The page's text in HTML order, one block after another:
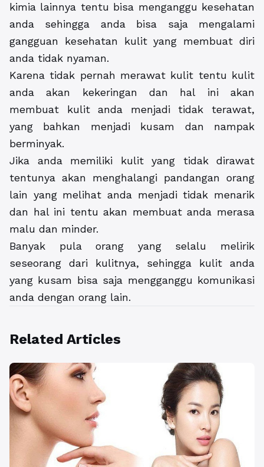
kimia lainnya tentu bisa menganggu kesehatan
anda sehingga anda bisa saja mengalami
gangguan kesehatan kulit yang membuat diri
anda tidak nyaman.
Karena tidak pernah merawat kulit tentu kulit
anda akan kekeringan dan hal ini akan
membuat kulit anda menjadi tidak terawat,
yang bahkan menjadi kusam dan nampak
berminyak.
Jika anda memiliki kulit yang tidak dirawat
tentunya akan menghalangi pandangan orang
lain yang melihat anda menjadi tidak menarik
dan hal ini tentu akan membuat anda merasa
malu dan minder.
Banyak pula orang yang selalu melirik
seseorang dari kulitnya, sehingga kulit anda
yang kusam bisa saja mengganggu komunikasi
anda dengan orang lain.
Related Articles